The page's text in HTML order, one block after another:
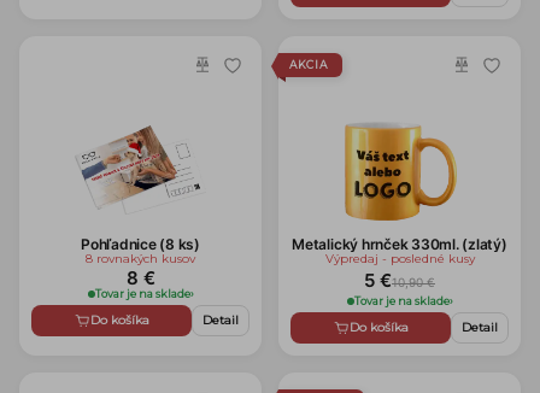
Pohľadnice (8 ks)
8 rovnakých kusov
8 €
Tovar je na sklade›
Do košíka Detail
AKCIA
Metalický hrnček 330ml. (zlatý)
Výpredaj - posledné kusy
5 €10,90 €
Tovar je na sklade›
Do košíka Detail